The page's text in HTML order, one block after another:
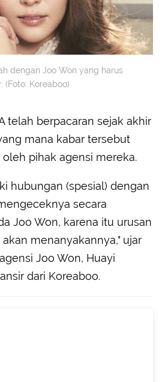
dengan Joo Won yang harus
(Foto: Koreaboo)
telah berpacaran sejak akhir
mana kabar tersebut
pihak agensi mereka.
hubungan (spesial) dengan
secara
Joo Won, karena itu urusan
menanyakannya," ujar
Joo Won, Huayi
dari Koreaboo.